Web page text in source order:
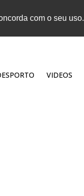
com o seu uso.
VIDEOS